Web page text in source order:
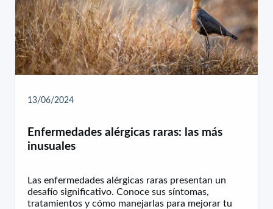
13/06/2024
Enfermedades alérgicas raras: las más
inusuales
Las enfermedades alérgicas raras presentan un
desafío significativo. Conoce sus síntomas,
tratamientos y cómo manejarlas para mejorar tu